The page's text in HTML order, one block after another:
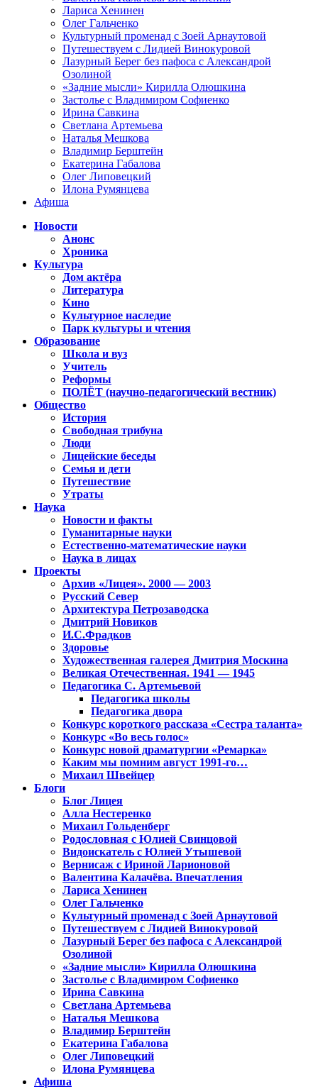
Лариса Хенинен
Олег Гальченко
Культурный променад с Зоей Арнаутовой
Путешествуем с Лидией Винокуровой
Лазурный Берег без пафоса с Александрой
Озолиной
«Задние мысли» Кирилла Олюшкина
Застолье с Владимиром Софиенко
Ирина Савкина
Светлана Артемьева
Наталья Мешкова
Владимир Берштейн
Екатерина Габалова
Олег Липовецкий
Илона Румянцева
Афиша
Новости
Анонс
Хроника
Культура
Дом актёра
Литература
Кино
Культурное наследие
Парк культуры и чтения
Образование
Школа и вуз
Учитель
Реформы
ПОЛЁТ (научно-педагогический вестник)
Общество
История
Свободная трибуна
Люди
Лицейские беседы
Семья и дети
Путешествие
Утраты
Наука
Новости и факты
Гуманитарные науки
Естественно-математические науки
Наука в лицах
Проекты
Архив «Лицея». 2000 — 2003
Русский Север
Архитектура Петрозаводска
Дмитрий Новиков
И.С.Фрадков
Здоровье
Художественная галерея Дмитрия Москина
Великая Отечественная. 1941 — 1945
Педагогика С. Артемьевой
Педагогика школы
Педагогика двора
Конкурс короткого рассказа «Сестра таланта»
Конкурс «Во весь голос»
Конкурс новой драматургии «Ремарка»
Каким мы помним август 1991-го…
Михаил Швейцер
Блоги
Блог Лицея
Алла Нестеренко
Михаил Гольденберг
Родословная с Юлией Свинцовой
Видоискатель с Юлией Утышевой
Вернисаж с Ириной Ларионовой
Валентина Калачёва. Впечатления
Лариса Хенинен
Олег Гальченко
Культурный променад с Зоей Арнаутовой
Путешествуем с Лидией Винокуровой
Лазурный Берег без пафоса с Александрой
Озолиной
«Задние мысли» Кирилла Олюшкина
Застолье с Владимиром Софиенко
Ирина Савкина
Светлана Артемьева
Наталья Мешкова
Владимир Берштейн
Екатерина Габалова
Олег Липовецкий
Илона Румянцева
Афиша